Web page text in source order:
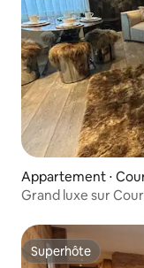
Appartement ⋅
Grand luxe sur
Superhôte
Superhôte